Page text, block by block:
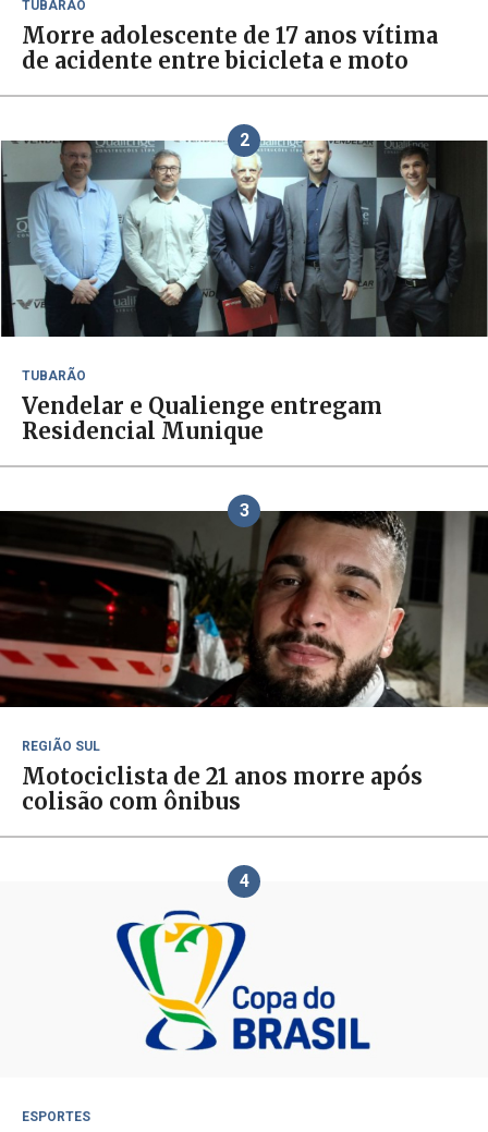
TUBARÃO
Morre adolescente de 17 anos vítima
de acidente entre bicicleta e moto
2
TUBARÃO
Vendelar e Qualienge entregam
Residencial Munique
3
REGIÃO SUL
Motociclista de 21 anos morre após
colisão com ônibus
4
ESPORTES